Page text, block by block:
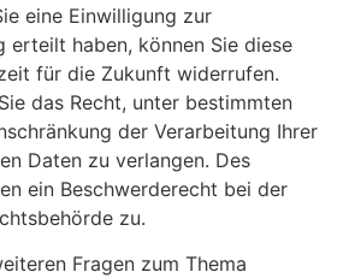
eine Einwilligung zur
erteilt haben, können Sie diese
für die Zukunft widerrufen.
das Recht, unter bestimmten
der Verarbeitung Ihrer
Daten zu verlangen. Des
ein Beschwerderecht bei der
zu.
Fragen zum Thema